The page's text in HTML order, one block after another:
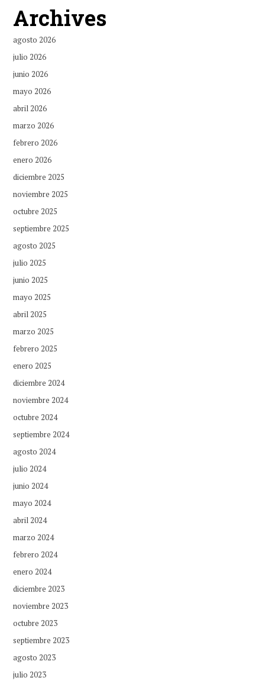
Archives
agosto 2026
julio 2026
junio 2026
mayo 2026
abril 2026
marzo 2026
febrero 2026
enero 2026
diciembre 2025
noviembre 2025
octubre 2025
septiembre 2025
agosto 2025
julio 2025
junio 2025
mayo 2025
abril 2025
marzo 2025
febrero 2025
enero 2025
diciembre 2024
noviembre 2024
octubre 2024
septiembre 2024
agosto 2024
julio 2024
junio 2024
mayo 2024
abril 2024
marzo 2024
febrero 2024
enero 2024
diciembre 2023
noviembre 2023
octubre 2023
septiembre 2023
agosto 2023
julio 2023